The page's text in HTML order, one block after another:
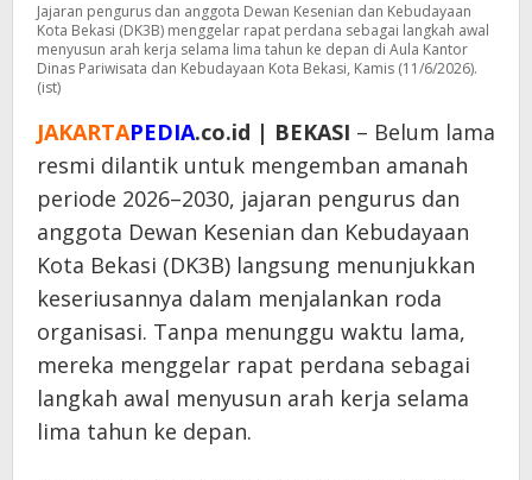
Jajaran pengurus dan anggota Dewan Kesenian dan Kebudayaan
Kota Bekasi (DK3B) menggelar rapat perdana sebagai langkah awal
menyusun arah kerja selama lima tahun ke depan di Aula Kantor
Dinas Pariwisata dan Kebudayaan Kota Bekasi, Kamis (11/6/2026).
(ist)
JAKARTAPEDIA.co.id | BEKASI – Belum lama
resmi dilantik untuk mengemban amanah
periode 2026–2030, jajaran pengurus dan
anggota Dewan Kesenian dan Kebudayaan
Kota Bekasi (DK3B) langsung menunjukkan
keseriusannya dalam menjalankan roda
organisasi. Tanpa menunggu waktu lama,
mereka menggelar rapat perdana sebagai
langkah awal menyusun arah kerja selama
lima tahun ke depan.